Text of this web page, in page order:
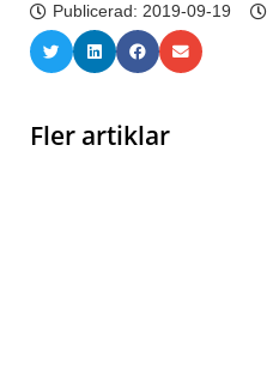
Publicerad: 2019-09-19
Fler artiklar